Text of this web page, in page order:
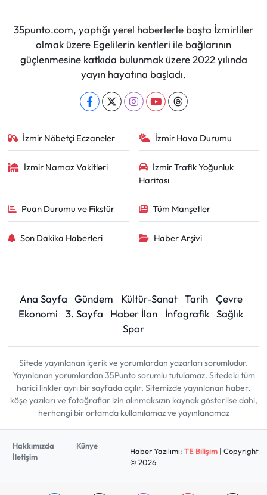
35punto.com, yaptığı yerel haberlerle başta İzmirliler
olmak üzere Egelilerin kentleri ile bağlarının
güçlenmesine katkıda bulunmak üzere 2022 yılında
yayın hayatına başladı.
İzmir Nöbetçi Eczaneler İzmir Hava Durumu
İzmir Namaz Vakitleri
İzmir Trafik Yoğunluk
Haritası
Puan Durumu ve Fikstür Tüm Manşetler
Son Dakika Haberleri Haber Arşivi
Ana Sayfa Gündem Kültür-Sanat Tarih
Çevre
Ekonomi
3. Sayfa Haber İlan İnfografik Sağlık
Spor
Sitede yayınlanan içerik ve yorumlardan yazarları sorumludur.
Yayınlanan yorumlardan 35Punto sorumlu tutulamaz. Sitedeki tüm
harici linkler ayrı bir sayfada açılır. Sitemizde yayınlanan haber,
köşe yazıları ve fotoğraflar izin alınmaksızın kaynak gösterilse dahi,
herhangi bir ortamda kullanılamaz ve yayınlanamaz
Hakkımızda
Künye
İletişim
Haber Yazılımı: TE Bilişim| Copyright
© 2026